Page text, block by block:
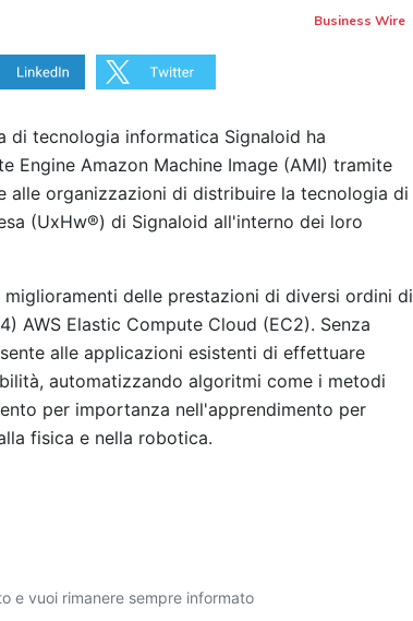
Business Wire
di tecnologia informatica Signaloid ha
Engine Amazon Machine Image (AMI) tramite
alle organizzazioni di distribuire la tecnologia di
(UxHw®) di Signaloid all'interno dei loro
delle prestazioni di diversi ordini di
AWS Elastic Compute Cloud (EC2). Senza
alle applicazioni esistenti di effettuare
automatizzando algoritmi come i metodi
per importanza nell'apprendimento per
fisica e nella robotica.
e vuoi rimanere sempre informato